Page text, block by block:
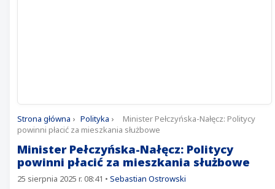
Strona główna › Polityka ›
Minister Pełczyńska-Nałęcz: Politycy
powinni płacić za mieszkania służbowe
Minister Pełczyńska-Nałęcz: Politycy
powinni płacić za mieszkania służbowe
25 sierpnia 2025 r. 08:41 • Sebastian Ostrowski